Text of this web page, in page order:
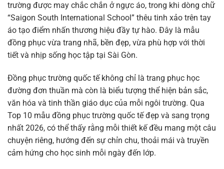
trường được may chắc chắn ở ngực áo, trong khi dòng chữ
“Saigon South International School” thêu tinh xảo trên tay
áo tạo điểm nhấn thương hiệu đầy tự hào. Đây là mẫu
đồng phục vừa trang nhã, bền đẹp, vừa phù hợp với thời
tiết và nhịp sống học tập tại Sài Gòn.
Đồng phục trường quốc tế không chỉ là trang phục học
đường đơn thuần mà còn là biểu tượng thể hiện bản sắc,
văn hóa và tinh thần giáo dục của mỗi ngôi trường. Qua
Top 10 mẫu đồng phục trường quốc tế đẹp và sang trọng
nhất 2026, có thể thấy rằng mỗi thiết kế đều mang một câu
chuyện riêng, hướng đến sự chỉn chu, thoải mái và truyền
cảm hứng cho học sinh mỗi ngày đến lớp.